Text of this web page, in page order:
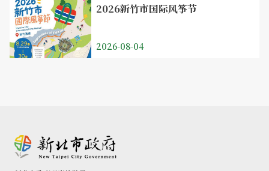
2026新竹市国际风筝节
2026-08-04